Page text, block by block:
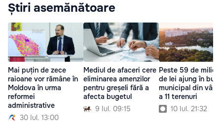
Știri asemănătoare
Mai puțin de zece
raioane vor rămâne în
Moldova în urma
reformei
administrative
30 Iul. 13:00
Mediul de afaceri cere
eliminarea amenzilor
pentru greșeli fără a
afecta bugetul
9 Iul. 09:15
Peste 59 de
de lei ajung în
municipal din
a 11 terenuri
10 Iul. 21:32